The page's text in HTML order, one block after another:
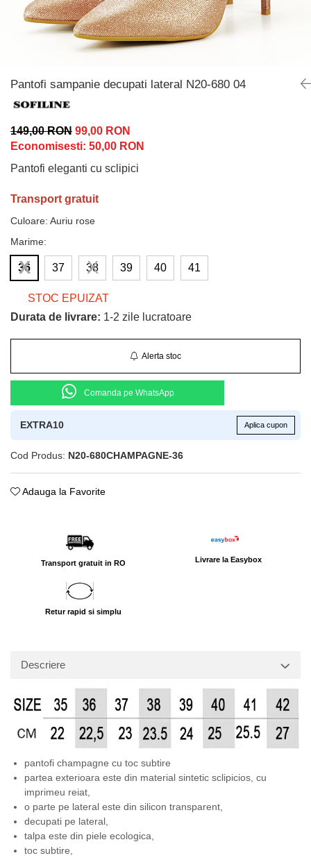
Incaltamine primavara-vara piele
Imbracaminte
Fuste
Pulovere si cardigane
Salopete
Incaltaminte toamna-iarna piele
Pantofi sampanie decupati lateral N20-680 04
149,00 RON 99,00 RON
Economisesti: 50,00 RON
Pantofi eleganti cu sclipici
Transport gratuit
Culoare: Auriu rose
Marime:
36 37 38 39 40 41
STOC EPUIZAT
Durata de livrare: 1-2 zile lucratoare
Alerta stoc
Comanda pe WhatsApp
EXTRA10 Aplica cupon
Cod Produs: N20-680CHAMPAGNE-36
Adauga la Favorite
Transport gratuit in RO Livrare la Easybox
Retur rapid si simplu
Descriere
pantofi champagne cu toc subtire
partea exterioara este din material sintetic sclipicios, cu
imprimeu reiat,
o parte pe lateral este din silicon transparent,
decupati pe lateral,
talpa este din piele ecologica,
toc subtire,